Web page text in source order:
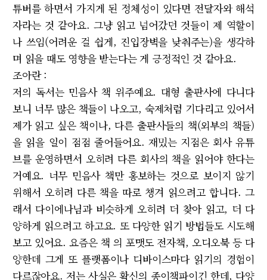
튜버를 하면서 가지게 된 정체성이 있다면 전달자와 해석
자라는 것 같아요. 그냥 읽고 넘어갔던 것들이 제 역할이
나 쓰임(어려운 걸 쉽게, 진입장벽을 낮춰주는)을 생각하
며 읽을 때도 영향을 받는다는 게 긍정적인 것 같아요.
조아란 :
저의 독서는 민음사 책 위주예요. 대형 출판사에 다니다
보니 너무 많은 책들이 나오고, 숙제처럼 기다리고 있어서
제가 읽고 싶은 책이나, 다른 출판사들의 책(외부의 책들)
을 읽을 일이 점점 줄어들어요. 재밌는 지점은 회사 유튜
브를 운영하면서 오히려 다른 회사의 책을 읽어야 한다는
거예요. 너무 민음사 책만 홍보하는 것으로 보이지 않기
위해서 오히려 다른 책을 따로 챙겨 읽으려고 합니다. 그
래서 다이에나님과 비슷하게 오히려 더 찾아 읽고, 더 다
양하게 읽으려고 하고요. 또 다양한 읽기 방법들도 시도해
보고 있어요. 요즘은 책 의 포맷도 전자책, 오디오북 등 다
양한데 그게 또 플랫폼이나 디바이스마다 읽기의 경험이
다르잖아요. 저는 사실은 확신의 종이책파이긴 한데, 다양